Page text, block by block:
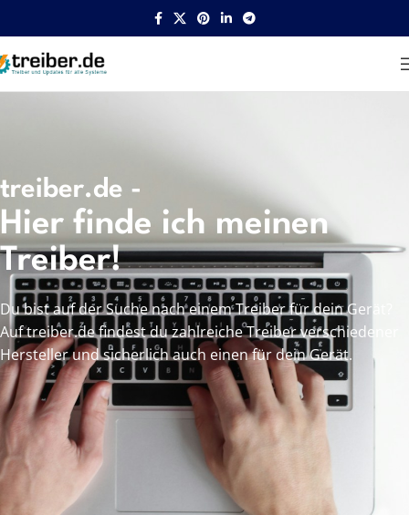
treiber.de -
Hier finde ich meinen
Treiber!
Du bist auf der Suche nach einem Treiber für dein Gerät?
Auf treiber.de findest du zahlreiche Treiber verschiedener
Hersteller und sicherlich auch einen für dein Gerät.